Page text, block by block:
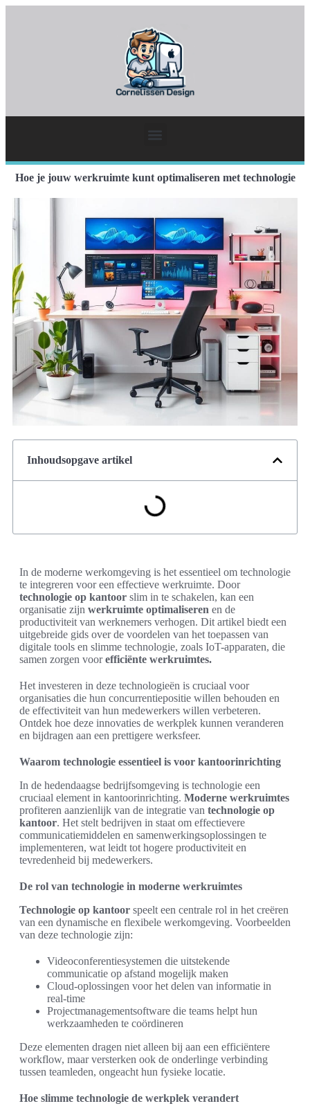
Hoe je jouw werkruimte kunt optimaliseren met technologie
Inhoudsopgave artikel
In de moderne werkomgeving is het essentieel om technologie
te integreren voor een effectieve werkruimte. Door
technologie op kantoor slim in te schakelen, kan een
organisatie zijn werkruimte optimaliseren en de
productiviteit van werknemers verhogen. Dit artikel biedt een
uitgebreide gids over de voordelen van het toepassen van
digitale tools en slimme technologie, zoals IoT-apparaten, die
samen zorgen voorefficiënte werkruimtes.
Het investeren in deze technologieën is cruciaal voor
organisaties die hun concurrentiepositie willen behouden en
de effectiviteit van hun medewerkers willen verbeteren.
Ontdek hoe deze innovaties de werkplek kunnen veranderen
en bijdragen aan een prettigere werksfeer.
Waarom technologie essentieel is voor kantoorinrichting
In de hedendaagse bedrijfsomgeving is technologie een
cruciaal element in kantoorinrichting. Moderne werkruimtes
profiteren aanzienlijk van de integratie van technologie op
kantoor. Het stelt bedrijven in staat om effectievere
communicatiemiddelen en samenwerkingsoplossingen te
implementeren, wat leidt tot hogere productiviteit en
tevredenheid bij medewerkers.
De rol van technologie in moderne werkruimtes
Technologie op kantoor speelt een centrale rol in het creëren
van een dynamische en flexibele werkomgeving. Voorbeelden
van deze technologie zijn:
Videoconferentiesystemen die uitstekende
communicatie op afstand mogelijk maken
Cloud-oplossingen voor het delen van informatie in
real-time
Projectmanagementsoftware die teams helpt hun
werkzaamheden te coördineren
Deze elementen dragen niet alleen bij aan een efficiëntere
workflow, maar versterken ook de onderlinge verbinding
tussen teamleden, ongeacht hun fysieke locatie.
Hoe slimme technologie de werkplek verandert